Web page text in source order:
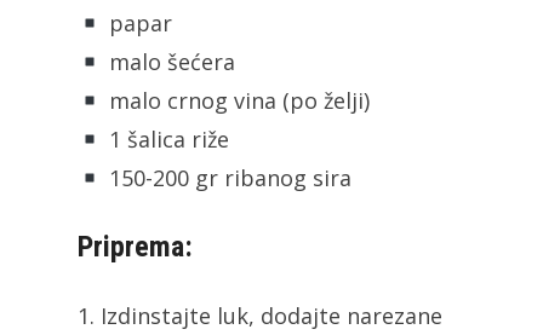
papar
malo šećera
malo crnog vina (po želji)
1 šalica riže
150-200 gr ribanog sira
Priprema:
1. Izdinstajte luk, dodajte narezane